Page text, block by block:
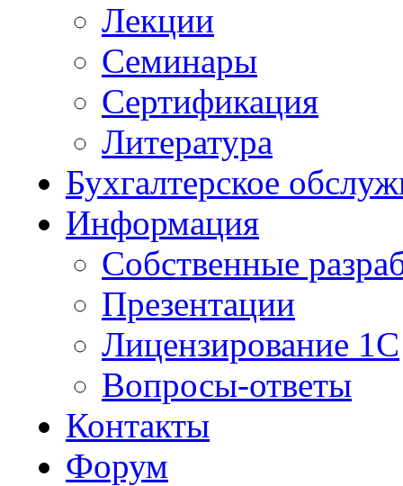
Лекции
Семинары
Сертификация
Литература
Бухгалтерское
Информация
Собственные
Презентации
Лицензирование 1С
Вопросы-ответы
Контакты
Форум